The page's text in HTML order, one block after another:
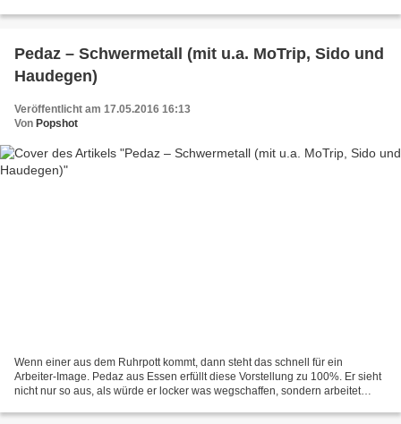
Pedaz – Schwermetall (mit u.a. MoTrip, Sido und
Haudegen)
Veröffentlicht am 17.05.2016 16:13
Von Popshot
Wenn einer aus dem Ruhrpott kommt, dann steht das schnell für ein
Arbeiter-Image. Pedaz aus Essen erfüllt diese Vorstellung zu 100%. Er sieht
nicht nur so aus, als würde er locker was wegschaffen, sondern arbeitet